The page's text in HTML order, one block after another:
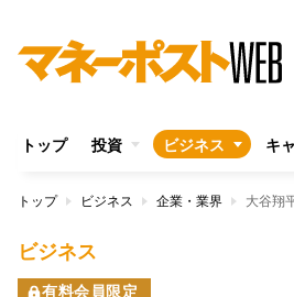
トップ 投資 ビジネス キ
トップ ビジネス 企業・業界
ビジネス
有料会員限定